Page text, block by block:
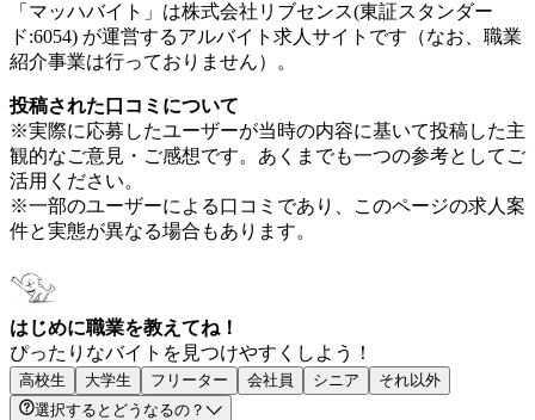
「マッハバイト」は株式会社リブセンス(東証スタンダー
ド:6054) が運営するアルバイト求人サイトです（なお、職業
紹介事業は行っておりません）。
投稿された口コミについて
※実際に応募したユーザーが当時の内容に基いて投稿した主
観的なご意見・ご感想です。あくまでも一つの参考としてご
活用ください。
※一部のユーザーによる口コミであり、このページの求人案
件と実態が異なる場合もあります。
はじめに職業を教えてね！
ぴったりなバイトを見つけやすくしよう！
高校生 大学生 フリーター 会社員 シニア
それ以外
選択するとどうなるの？